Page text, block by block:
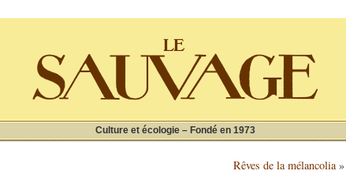
Culture et écologie – Fondé en 1973
Rêves de la mélancolia»